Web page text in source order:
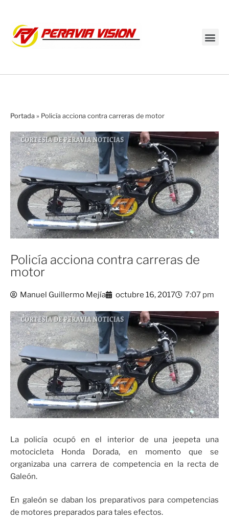
Portada » Policía acciona contra carreras de motor
Policía acciona contra carreras de
motor
Manuel Guillermo Mejía octubre 16, 2017 7:07 pm
La policía ocupó en el interior de una jeepeta una
motocicleta Honda Dorada, en momento que se
organizaba una carrera de competencia en la recta de
Galeón.
En galeón se daban los preparativos para competencias
de motores preparados para tales efectos.